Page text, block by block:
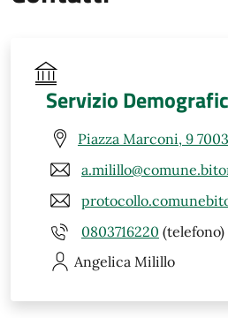
Servizio
Piazza Marconi, 9
0803716220 (telefono)
Angelica Milillo